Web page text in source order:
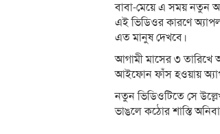
বাবা-মেয়ে এ সময় নতুন
এই ভিডিওর কারণে
এত মানুষ দেখবে।
আগামী মাসের ৩
আইফোন ফাঁস হওয়ায়
নতুন ভিডিওটিতে সে
ভাঙলে কঠোর শাস্তি